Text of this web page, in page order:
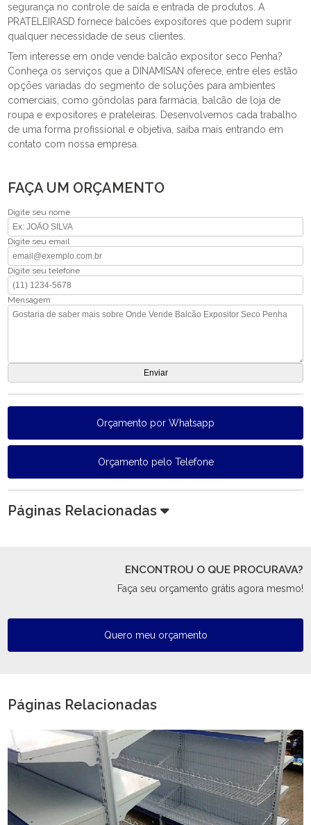
segurança no controle de saída e entrada de produtos. A
PRATELEIRASD fornece balcões expositores que podem suprir
qualquer necessidade de seus clientes.
Tem interesse em onde vende balcão expositor seco Penha?
Conheça os serviços que a DINAMISAN oferece, entre eles estão
opções variadas do segmento de soluções para ambientes
comerciais, como gôndolas para farmácia, balcão de loja de
roupa e expositores e prateleiras. Desenvolvemos cada trabalho
de uma forma profissional e objetiva, saiba mais entrando em
contato com nossa empresa.
FAÇA UM ORÇAMENTO
Digite seu nome
Digite seu email
Digite seu telefone
Mensagem
Orçamento por Whatsapp
Orçamento pelo Telefone
Páginas Relacionadas
ENCONTROU O QUE PROCURAVA?
Faça seu orçamento grátis agora mesmo!
Quero meu orçamento
Páginas Relacionadas